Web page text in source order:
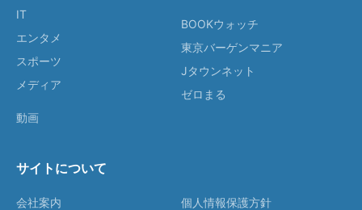
IT
エンタメ
スポーツ
メディア
動画
BOOKウォッチ
東京バーゲンマニア
Jタウンネット
ゼロまる
サイトについて
会社案内
個人情報保護方針